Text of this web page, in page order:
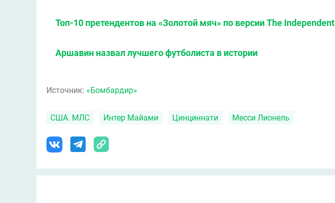
Топ-10 претендентов на «Золотой мяч» по версии The Independent
Аршавин назвал лучшего футболиста в истории
Источник: «Бомбардир»
США. МЛС Интер Майами Цинциннати Месси Лионель